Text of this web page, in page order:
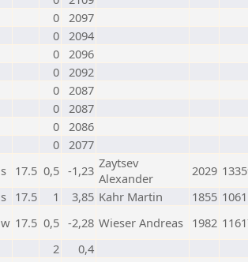
0 2097
0 2094
0 2096
0 2092
0 2087
0 2087
0 2086
0 2077
s 17.5 0,5 -1,23 Zaytsev
Alexander
2029
s 17.5 1 3,85 Kahr Martin 1855
w 17.5 0,5 -2,28 Wieser Andreas 1982
2
0,4